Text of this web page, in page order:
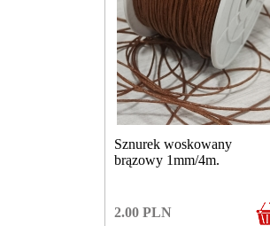
Sznurek woskowany
brązowy 1mm/4m.
2.00 PLN